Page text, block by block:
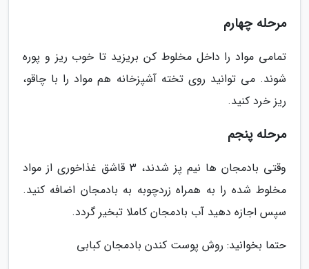
مرحله چهارم
تمامی مواد را داخل مخلوط کن بریزید تا خوب ریز و پوره
شوند. می توانید روی تخته آشپزخانه هم مواد را با چاقو،
ریز خرد کنید.
مرحله پنجم
وقتی بادمجان ها نیم پز شدند، 3 قاشق غذاخوری از مواد
مخلوط شده را به همراه زردچوبه به بادمجان اضافه کنید.
سپس اجازه دهید آب بادمجان کاملا تبخیر گردد.
حتما بخوانید: روش پوست کندن بادمجان کبابی